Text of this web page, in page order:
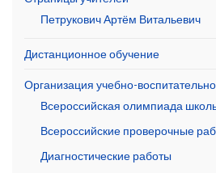
Петрукович Артём Витальевич
Дистанционное обучение
Организация учебно-
Всероссийская олимпиада
Всероссийские проверочные
Диагностические работы